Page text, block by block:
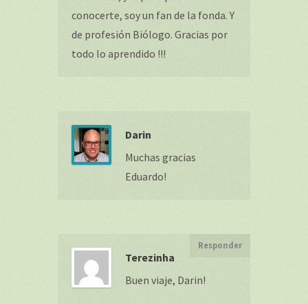
conocerte, soy un fan de la fonda. Y
de profesión Biólogo. Gracias por
todo lo aprendido !!!
Darin
Muchas gracias
Eduardo!
Terezinha
Responder
Buen viaje, Darin!